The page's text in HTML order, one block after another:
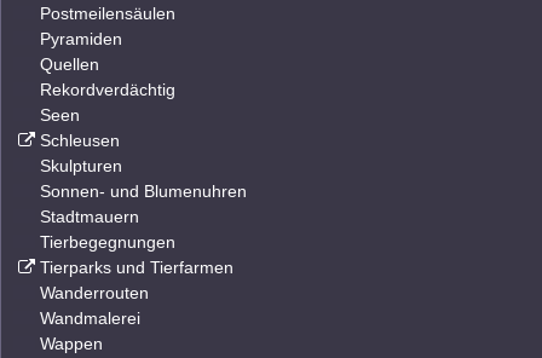
Postmeilensäulen
Pyramiden
Quellen
Rekordverdächtig
Seen
Schleusen
Skulpturen
Sonnen- und Blumenuhren
Stadtmauern
Tierbegegnungen
Tierparks und Tierfarmen
Wanderrouten
Wandmalerei
Wappen